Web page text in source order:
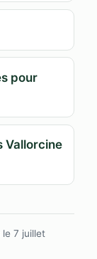
pour
Vallorcine
7 juillet